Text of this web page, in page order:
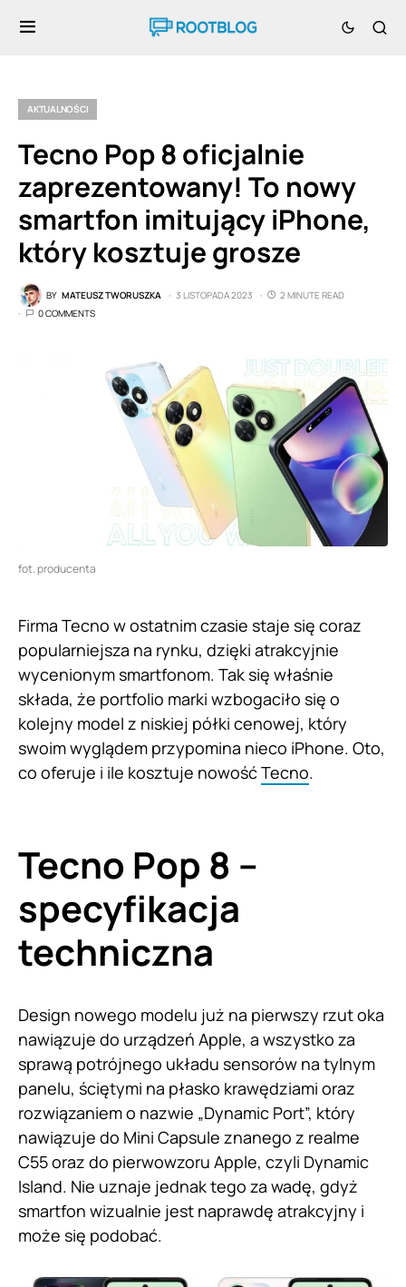
AKTUALNOŚCI
Tecno Pop 8 oficjalnie
zaprezentowany! To nowy
smartfon imitujący iPhone,
który kosztuje grosze
BY MATEUSZ TWORUSZKA 3 LISTOPADA 2023
2 MINUTE READ
0 COMMENTS
fot. producenta
Firma Tecno w ostatnim czasie staje się coraz
popularniejsza na rynku, dzięki atrakcyjnie
wycenionym smartfonom. Tak się właśnie
składa, że portfolio marki wzbogaciło się o
kolejny model z niskiej półki cenowej, który
swoim wyglądem przypomina nieco iPhone. Oto,
co oferuje i ile kosztuje nowośćTecno.
Tecno Pop 8 –
specyfikacja
techniczna
Design nowego modelu już na pierwszy rzut oka
nawiązuje do urządzeń Apple, a wszystko za
sprawą potrójnego układu sensorów na tylnym
panelu, ściętymi na płasko krawędziami oraz
rozwiązaniem o nazwie „Dynamic Port”, który
nawiązuje do Mini Capsule znanego z realme
C55 oraz do pierwowzoru Apple, czyli Dynamic
Island. Nie uznaje jednak tego za wadę, gdyż
smartfon wizualnie jest naprawdę atrakcyjny i
może się podobać.